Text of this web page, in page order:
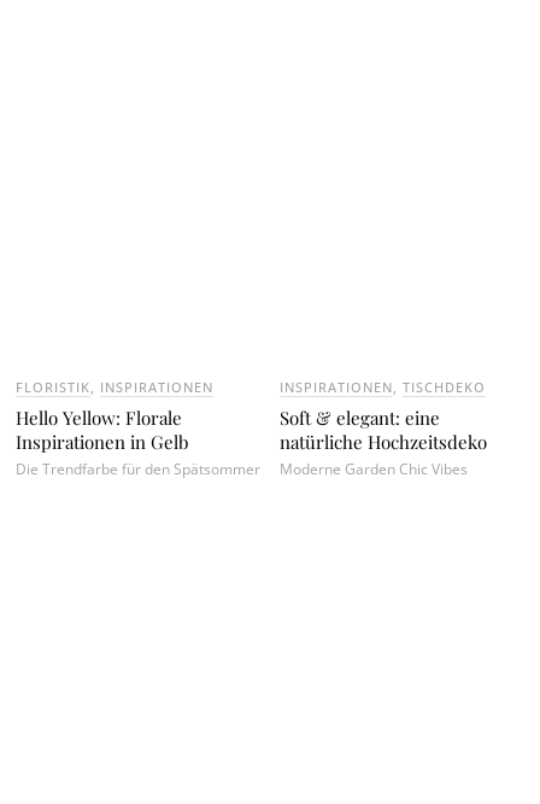
FLORISTIK INSPIRATIONEN
Hello Yellow: Florale
Inspirationen in Gelb
Die Trendfarbe für den Spätsommer
INSPIRATIONEN TISCHDEKO
Soft & elegant: eine
natürliche Hochzeitsdeko
Moderne Garden Chic Vibes